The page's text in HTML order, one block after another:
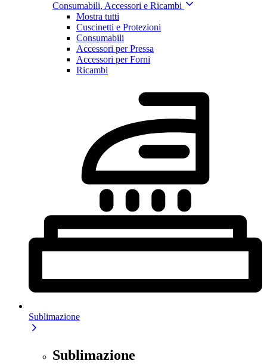
Consumabili, Accessori e Ricambi
Mostra tutti
Cuscinetti e Protezioni
Consumabili
Accessori per Pressa
Accessori per Forni
Ricambi
Sublimazione
Sublimazione